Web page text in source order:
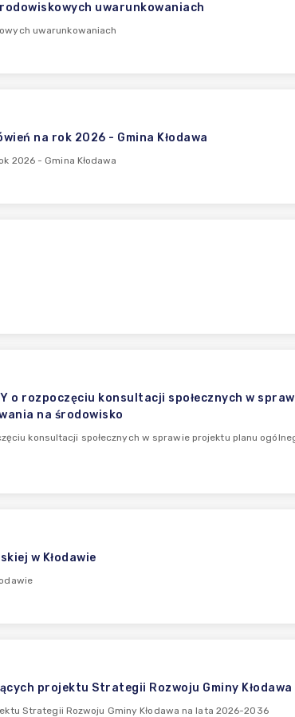
uwarunkowaniach
uwarunkowaniach
na rok 2026 - Gmina Kłodawa
2026 - Gmina Kłodawa
o rozpoczęciu konsultacji społecznych w
na środowisko
konsultacji społecznych w sprawie projektu planu
w Kłodawie
projektu Strategii Rozwoju Gminy
Strategii Rozwoju Gminy Kłodawa na lata 2026-2036